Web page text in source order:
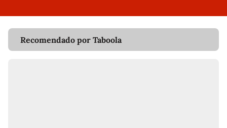
Recomendado por Taboola